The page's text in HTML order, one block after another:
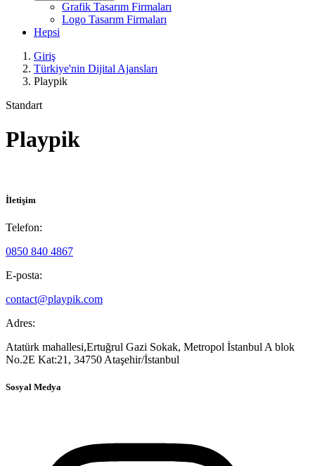
Grafik Tasarım Firmaları
Logo Tasarım Firmaları
Hepsi
Giriş
Türkiye'nin Dijital Ajansları
Playpik
Standart
Playpik
İletişim
Telefon:
0850 840 4867
E-posta:
contact@playpik.com
Adres:
Atatürk mahallesi,Ertuğrul Gazi Sokak, Metropol İstanbul A blok
No.2E Kat:21, 34750 Ataşehir/İstanbul
Sosyal Medya